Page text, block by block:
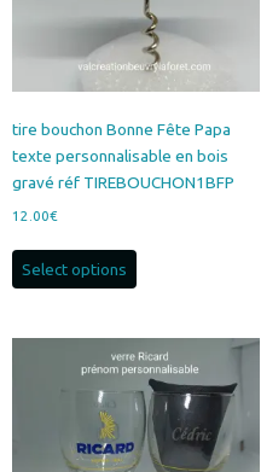
tire bouchon Bonne Fête Papa
texte personnalisable en bois
gravé réf TIREBOUCHON1BFP
12.00€
Select options